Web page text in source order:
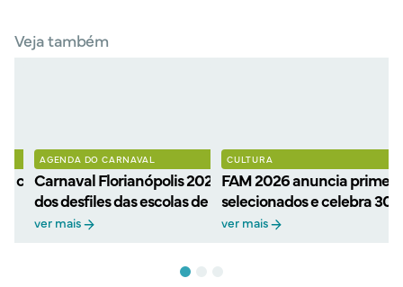
Veja também
confirmada: festa será
AGENDA DO CARNAVAL
Carnaval Florianópolis 2027: Definida a ordem
dos desfiles das escolas de samba
ver mais
CULTURA
FAM 2026 anuncia
selecionados e celebra 30
TAC
ver mais